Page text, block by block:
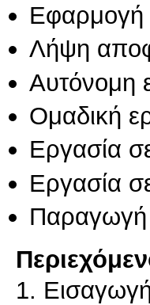
Εφαρμογή
Λήψη
Αυτόνομη
Ομαδική
Εργασία
Εργασία
Παραγωγή
1.